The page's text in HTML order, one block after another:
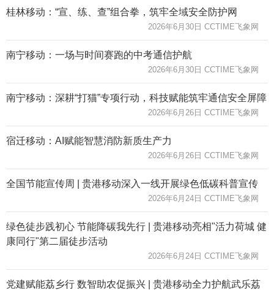
桂林移动：“宣、练、查”组合拳，筑牢全域安全防护网
2026年6月30日 CCTIME飞象网
南宁移动：一场与时间赛跑的中考通信护航
2026年6月30日 CCTIME飞象网
南宁移动：深耕“打猫”专项行动，科技赋能筑牢通信安全屏障
2026年6月26日 CCTIME飞象网
宿迁移动：AI赋能智慧消防新质生产力
2026年6月26日 CCTIME飞象网
全国节能宣传周 | 贵港移动深入一线开展绿色低碳科普宣传
2026年6月24日 CCTIME飞象网
绿色徒步践初心 节能降碳我先行 | 贵港移动亮相"活力荷城 健
康同行"第二届徒步活动
2026年6月24日 CCTIME飞象网
党建赋能荔乡行 数智助农促振兴 | 贵港移动全力护航武乐荔